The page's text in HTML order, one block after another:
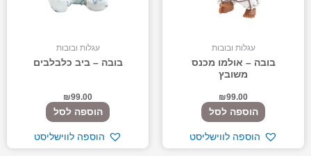
עגלות ובובות
בובה – אולמו מכנס
משובץ
₪99.00
הוספה לסל
הוספה לווישליסט
עגלות ובובות
בובה – ביב כלבלבים
₪99.00
הוספה לסל
הוספה לווישליסט